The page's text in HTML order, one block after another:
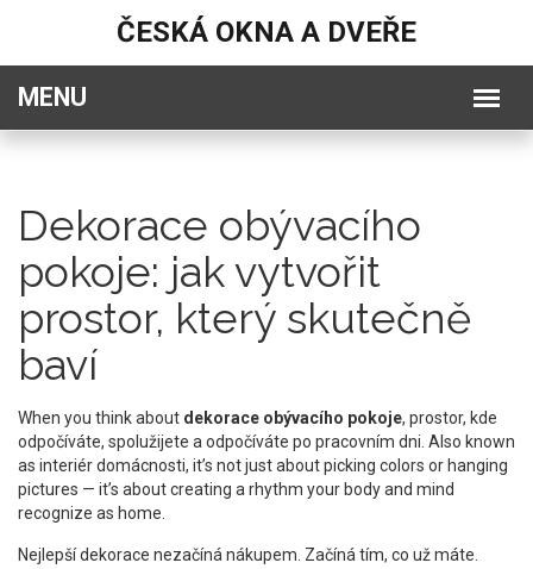
ČESKÁ OKNA A DVEŘE
Dekorace obývacího
pokoje: jak vytvořit
prostor, který skutečně
baví
When you think about dekorace obývacího pokoje, prostor, kde
odpočíváte, spolužijete a odpočíváte po pracovním dni . Also known
as interiér domácnosti, it’s not just about picking colors or hanging
pictures — it’s about creating a rhythm your body and mind
recognize as home.
Nejlepší dekorace nezačíná nákupem. Začíná tím, co už máte.